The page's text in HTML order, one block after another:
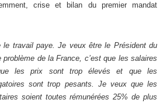
crise et bilan du premier mandat
le travail paye. Je veux être le Président du
problème de la France, c’est que les salaires
les prix sont trop élevés et que les
sont trop pesants. Je veux que les
soient toutes rémunérées 25% de plus